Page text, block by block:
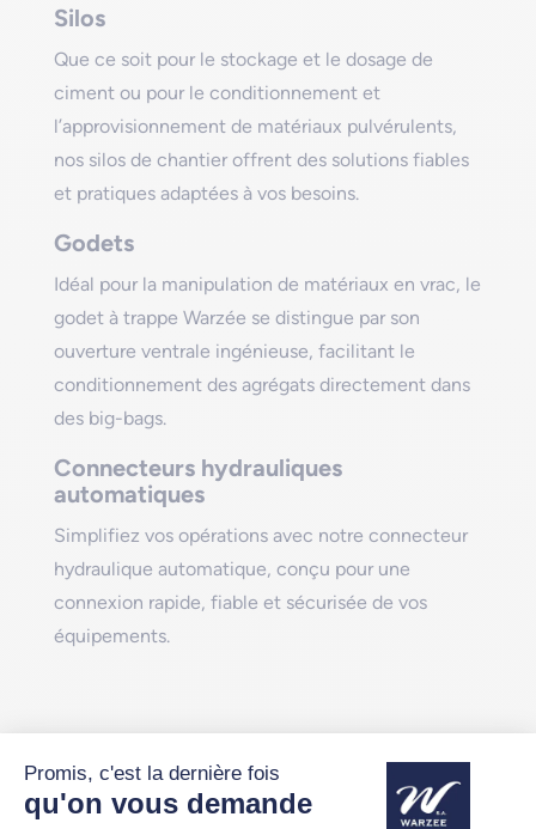
Silos
Que ce soit pour le stockage et le dosage de
ciment ou pour le conditionnement et
l’approvisionnement de matériaux pulvérulents,
nos silos de chantier offrent des solutions fiables
et pratiques adaptées à vos besoins.
Godets
Idéal pour la manipulation de matériaux en vrac, le
godet à trappe Warzée se distingue par son
ouverture ventrale ingénieuse, facilitant le
conditionnement des agrégats directement dans
des big-bags.
Connecteurs hydrauliques
automatiques
Simplifiez vos opérations avec notre connecteur
hydraulique automatique, conçu pour une
connexion rapide, fiable et sécurisée de vos
équipements.